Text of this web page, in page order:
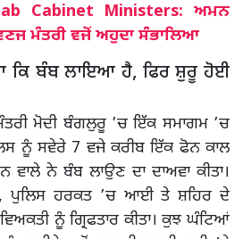
Cabinet Ministers: ਅਮਨ
ਮੰਤਰੀ ਵਜੋਂ ਅਹੁਦਾ ਸੰਭਾਲਿਆ
ਬੰਬ ਲਾਇਆ ਹੈ, ਫਿਰ ਸ਼ੁਰੂ ਹੋਈ
ਮੋਦੀ ਬੰਗਲੁਰੂ ’ਚ ਇੱਕ ਸਮਾਗਮ ’ਚ
ਨੂੰ ਸਵੇਰੇ 7 ਵਜੇ ਕਰੀਬ ਇੱਕ ਫੋਨ ਕਾਲ
ਨੇ ਬੰਬ ਲਾਉਣ ਦਾ ਦਾਅਵਾ ਕੀਤਾ।
ਪੁਲਿਸ ਹਰਕਤ ’ਚ ਆਈ ਤੇ ਸ਼ਹਿਰ ਦੇ
ਨੂੰ ਗ੍ਰਿਫਤਾਰ ਕੀਤਾ। ਕੁਝ ਘੰਟਿਆਂ